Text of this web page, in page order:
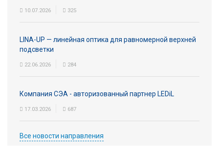
10.07.2026 325
LINA-UP — линейная оптика для равномерной верхней
подсветки
22.06.2026 284
Компания СЭА - авторизованный партнер LEDiL
17.03.2026 687
Все новости направления